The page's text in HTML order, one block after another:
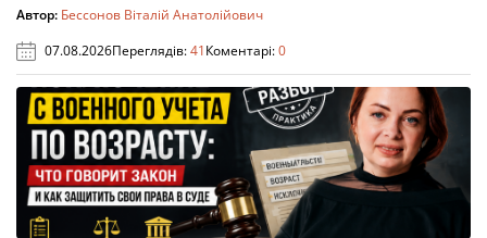
Автор: Бессонов Віталій Анатолійович
07.08.2026Переглядів:41Коментарі:0